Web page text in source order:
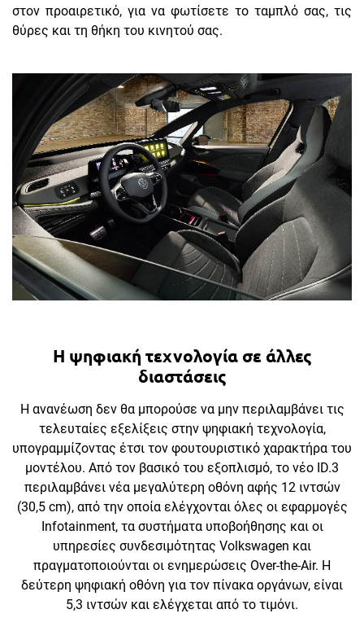
στον προαιρετικό, για να φωτίσετε το ταμπλό σας, τις
θύρες και τη θήκη του κινητού σας.
Η ψηφιακή τεχνολογία σε άλλες
διαστάσεις
Η ανανέωση δεν θα μπορούσε να μην περιλαμβάνει τις
τελευταίες εξελίξεις στην ψηφιακή τεχνολογία,
υπογραμμίζοντας έτσι τον φουτουριστικό χαρακτήρα του
μοντέλου. Από τον βασικό του εξοπλισμό, το νέο ID.3
περιλαμβάνει νέα μεγαλύτερη οθόνη αφής 12 ιντσών
(30,5 cm), από την οποία ελέγχονται όλες οι εφαρμογές
Infotainment, τα συστήματα υποβοήθησης και οι
υπηρεσίες συνδεσιμότητας Volkswagen και
πραγματοποιούνται οι ενημερώσεις Over-the-Air. Η
δεύτερη ψηφιακή οθόνη για τον πίνακα οργάνων, είναι
5,3 ιντσών και ελέγχεται από το τιμόνι.